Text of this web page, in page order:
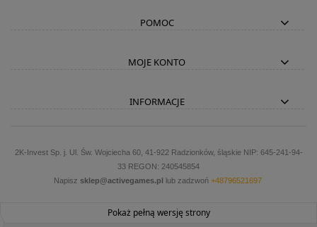
POMOC
MOJE KONTO
INFORMACJE
2K-Invest Sp. j. Ul. Św. Wojciecha 60, 41-922 Radzionków, śląskie NIP: 645-241-94-
33 REGON: 240545854
Napisz sklep@activegames.pl lub zadzwoń +48796521697
Pokaż pełną wersję strony